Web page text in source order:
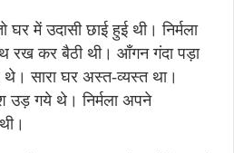
में उदासी छाई हुई थी। निर्मला
रख कर बैठी थी। आँगन गंदा पड़ा
थे। सारा घर अस्त-व्यस्त था।
उड़ गये थे। निर्मला अपने